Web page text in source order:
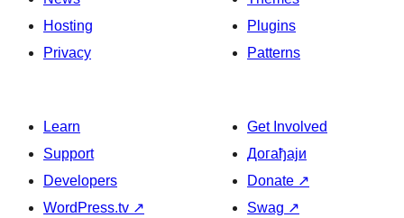
Hosting
Privacy
Plugins
Patterns
Learn
Support
Developers
WordPress.tv ↗
Get Involved
Догађаји
Donate ↗
Swag ↗